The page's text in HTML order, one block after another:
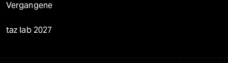
Vergangene
taz lab 2027